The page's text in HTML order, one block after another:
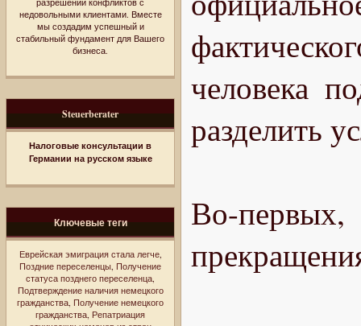
недовольными клиентами. Вместе
мы создадим успешный и
стабильный фундамент для Вашего
бизнеса.
Steuerberater
Налоговые консультации в
Германии на русском языке
Ключевые теги
Еврейская эмиграция стала легче,
Поздние переселенцы, Получение
статуса позднего переселенца,
Подтверждение наличия немецкого
гражданства, Получение немецкого
гражданства, Репатриация
человека
разделить
Во-